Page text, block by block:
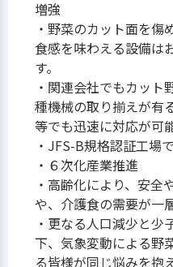
増強
・野菜のカット面を傷
食感を味わえる設備は
す。
・関連会社でもカット
種機械の取り揃えが有
等でも迅速に対応が可
・JFS-B規格認証工場
・６次化産業推進
・高齢化により、安全
や、介護食の需要が一
・更なる人口減少と
下、気象変動による野
る皆様が同じ悩みを抱